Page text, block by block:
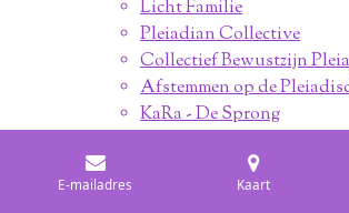
Licht Familie
Pleiadian Collective
Collectief Bewustzijn
Afstemmen op de
KaRa - De Sprong
Sirian Message
E-mailadres Kaart